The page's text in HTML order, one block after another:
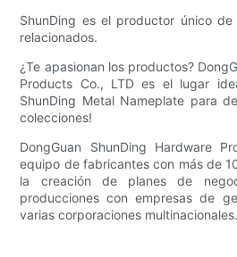
ShunDing es el productor único
relacionados.
¿Te apasionan los productos?
Products Co., LTD es el lugar
ShunDing Metal Nameplate para
colecciones!
DongGuan ShunDing Hardware
equipo de fabricantes con más de
la creación de planes de
producciones con empresas de
varias corporaciones multinacionales.